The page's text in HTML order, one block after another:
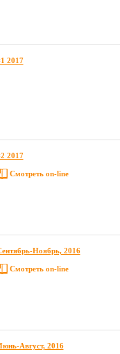
2017
2017
Смотреть on-line
Ноябрь, 2016
Смотреть on-line
Август, 2016